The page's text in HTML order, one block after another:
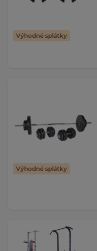
Výhodné splátky
Výhodné splátky